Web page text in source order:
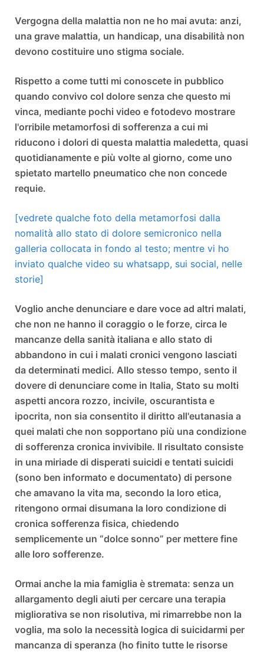
Vergogna della malattia non ne ho mai avuta: anzi,
una grave malattia, un handicap, una disabilità non
devono costituire uno stigma sociale.
Rispetto a come tutti mi conoscete in pubblico
quando convivo col dolore senza che questo mi
vinca, mediante pochi video e fotodevo mostrare
l'orribile metamorfosi di sofferenza a cui mi
riducono i dolori di questa malattia maledetta, quasi
quotidianamente e più volte al giorno, come uno
spietato martello pneumatico che non concede
requie.
[vedrete qualche foto della metamorfosi dalla
nomalità allo stato di dolore semicronico nella
galleria collocata in fondo al testo; mentre vi ho
inviato qualche video su whatsapp, sui social, nelle
storie]
Voglio anche denunciare e dare voce ad altri malati,
che non ne hanno il coraggio o le forze, circa le
mancanze della sanità italiana e allo stato di
abbandono in cui i malati cronici vengono lasciati
da determinati medici. Allo stesso tempo, sento il
dovere di denunciare come in Italia, Stato su molti
aspetti ancora rozzo, incivile, oscurantista e
ipocrita, non sia consentito il diritto all'eutanasia a
quei malati che non sopportano più una condizione
di sofferenza cronica invivibile. Il risultato consiste
in una miriade di disperati suicidi e tentati suicidi
(sono ben informato e documentato) di persone
che amavano la vita ma, secondo la loro etica,
ritengono ormai disumana la loro condizione di
cronica sofferenza fisica, chiedendo
semplicemente un “dolce sonno” per mettere fine
alle loro sofferenze.
Ormai anche la mia famiglia è stremata: senza un
allargamento degli aiuti per cercare una terapia
migliorativa se non risolutiva, mi rimarrebbe non la
voglia, ma solo la necessità logica di suicidarmi per
mancanza di speranza (ho finito tutte le risorse